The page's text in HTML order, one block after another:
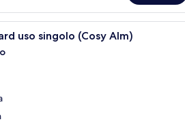
Una camera da letto con un
uso singolo (Cosy Alm)